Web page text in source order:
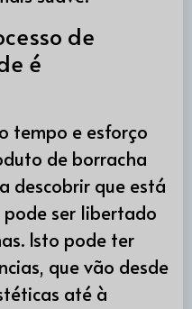
de
é
tempo e esforço
de borracha
descobrir que está
ser libertado
Isto pode ter
que vão desde
até à